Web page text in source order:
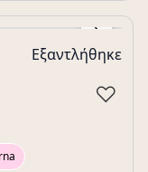
›
Εξαντλήθηκε
♡